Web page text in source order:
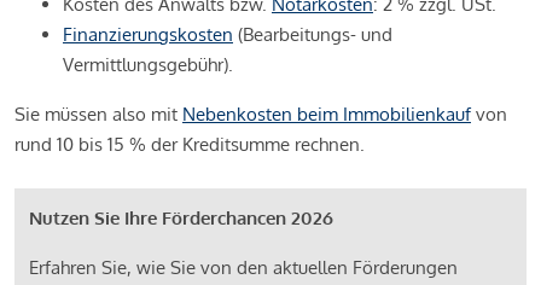
Kosten des Anwalts bzw. Notarkosten: 2 % zzgl. USt.
Finanzierungskosten (Bearbeitungs- und
Vermittlungsgebühr).
Sie müssen also mit Nebenkosten beim Immobilienkaufvon
rund 10 bis 15 % der Kreditsumme rechnen.
Nutzen Sie Ihre Förderchancen 2026
Erfahren Sie, wie Sie von den aktuellen Förderungen